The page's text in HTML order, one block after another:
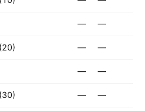
— —
— —
— —
— —